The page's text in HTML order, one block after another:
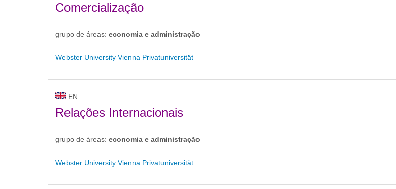
Comercialização
grupo de áreas: economia e administração
Webster University Vienna Privatuniversität
EN
Relações Internacionais
grupo de áreas: economia e administração
Webster University Vienna Privatuniversität